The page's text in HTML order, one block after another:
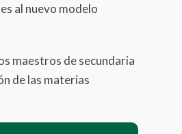
al nuevo modelo
maestros de secundaria
de las materias